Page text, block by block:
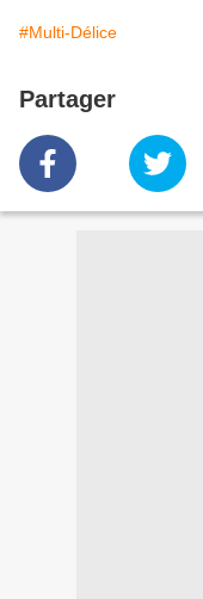
#Multi-Délice
Partager